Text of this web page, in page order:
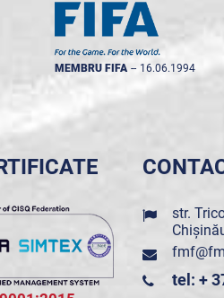
MEMBRU FIFA -- 16.06.1994
str.
tel: +